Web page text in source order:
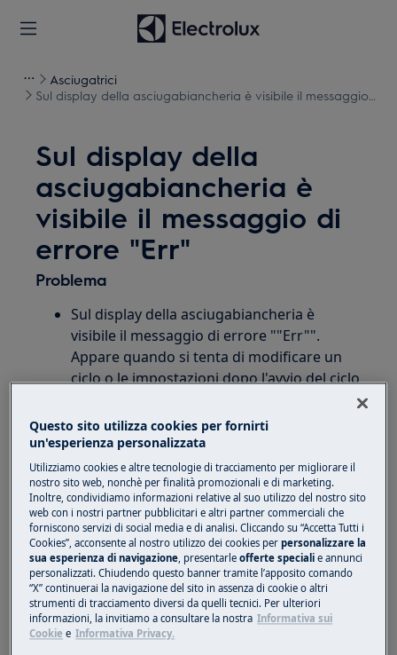
Asciugatrici
Sul display della asciugabiancheria è visibile il messaggio
Sul display della
asciugabiancheria è
visibile il messaggio di
errore "Err"
Problema
Sul display della asciugabiancheria è
visibile il messaggio di errore ""Err"".
Appare quando si tenta di modificare un
ciclo o le impostazioni dopo l'avvio del ciclo
compatibile con il ciclo selezionato.
Si applica a
asciugabiancheria ventilata
asciugabiancheria a condensazione
asciugabiancheria a pompa di calore
Soluzione
Spegnere e riaccendere
l'asciugabiancheria, quindi selezionare il
Questo sito utilizza cookies per fornirti
un'esperienza personalizzata
Utilizziamo cookies e altre tecnologie di tracciamento per migliorare il
nostro sito web, nonchè per finalità promozionali e di marketing.
Inoltre, condividiamo informazioni relative al suo utilizzo del nostro sito
web con i nostri partner pubblicitari e altri partner commerciali che
forniscono servizi di social media e di analisi. Cliccando su “Accetta Tutti i
Cookies”, acconsente al nostro utilizzo dei cookies perpersonalizzare la
sua esperienza di navigazione, presentarleofferte speciali e annunci
personalizzati. Chiudendo questo banner tramite l’apposito comando
“X” continuerai la navigazione del sito in assenza di cookie o altri
strumenti di tracciamento diversi da quelli tecnici. Per ulteriori
informazioni, la invitiamo a consultare la nostra Informativa sui
Cookie e Informativa Privacy.